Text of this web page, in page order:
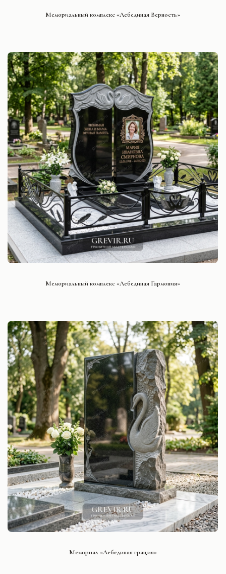
Мемориальный комплекс «Лебединая Верность»
Мемориальный комплекс «Лебединая Гармония»
Мемориал «Лебединая грация»